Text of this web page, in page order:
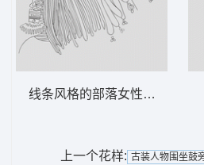
线条风格的部落女性侧像 女孩
上一个花样: 古装人物围坐鼓